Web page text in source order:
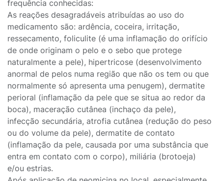
frequência conhecidas:
As reações desagradáveis atribuídas ao uso do
medicamento são: ardência, coceira, irritação,
ressecamento, foliculite (é uma inflamação do orifício
de onde originam o pelo e o sebo que protege
naturalmente a pele), hipertricose (desenvolvimento
anormal de pelos numa região que não os tem ou que
normalmente só apresenta uma penugem), dermatite
perioral (inflamação da pele que se situa ao redor da
boca), maceração cutânea (inchaço da pele),
infecção secundária, atrofia cutânea (redução do peso
ou do volume da pele), dermatite de contato
(inflamação da pele, causada por uma substância que
entra em contato com o corpo), miliária (brotoeja)
e/ou estrias.